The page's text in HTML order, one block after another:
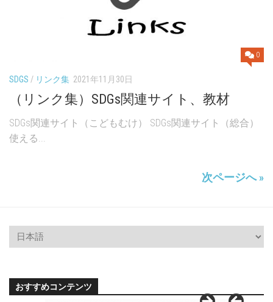
0
SDGS / リンク集 2021年11月30日
（リンク集）SDGs関連サイト、教材
SDGs関連サイト（こどもむけ） SDGs関連サイト（総合）
使える...
次ページへ »
おすすめコンテンツ